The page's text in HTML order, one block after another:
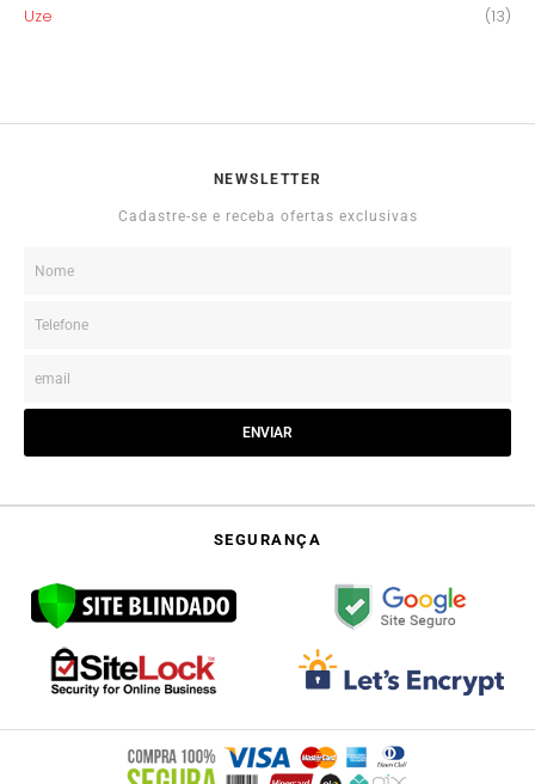
Uze (13)
NEWSLETTER
Cadastre-se e receba ofertas exclusivas
ENVIAR
SEGURANÇA